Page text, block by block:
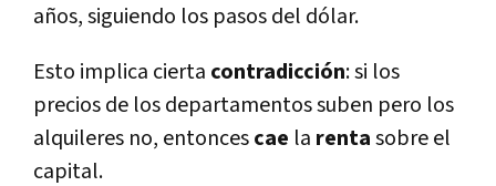
años, siguiendo los pasos del dólar.
Esto implica cierta contradicción: si los
precios de los departamentos suben pero los
alquileres no, entoncescae la rentasobre el
capital.